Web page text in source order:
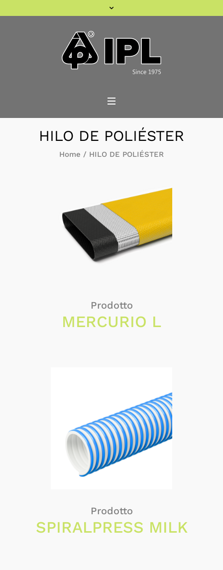
HILO DE POLIÉSTER
Home / HILO DE POLIÉSTER
Prodotto
MERCURIO L
Prodotto
SPIRALPRESS MILK